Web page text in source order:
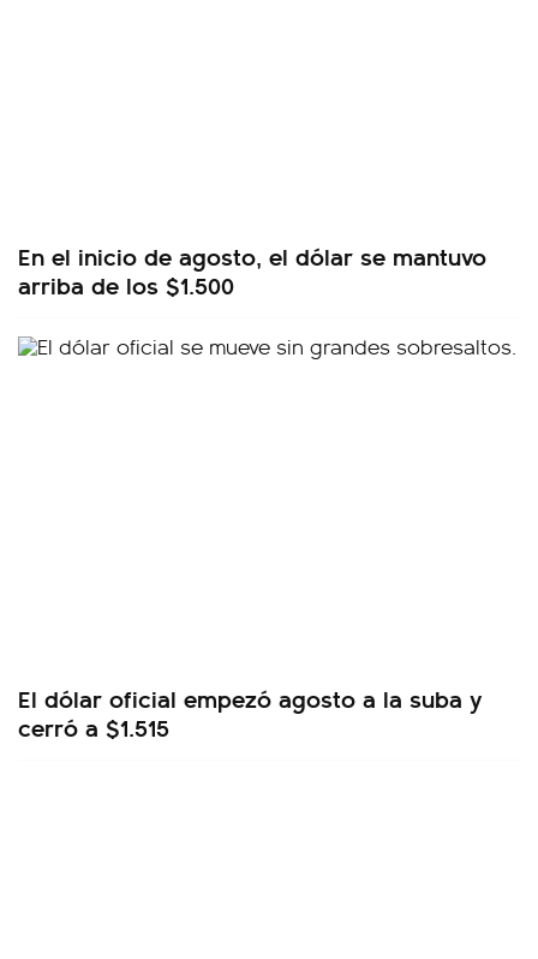
En el inicio de agosto, el dólar se mantuvo
arriba de los $1.500
El dólar oficial empezó agosto a la suba y
cerró a $1.515